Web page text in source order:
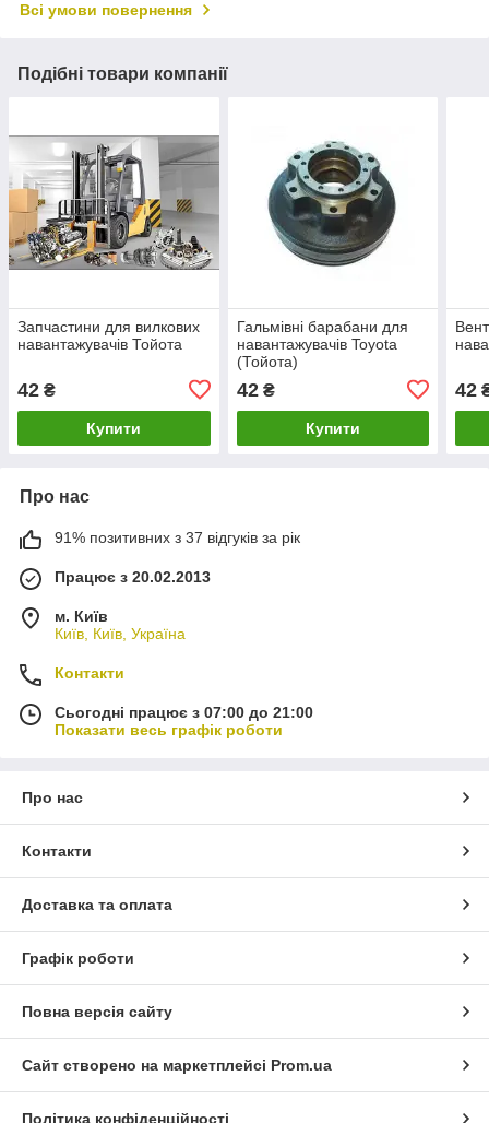
Всі умови повернення
Подібні товари компанії
Запчастини для вилкових
навантажувачів Тойота
42 ₴
Купити
Гальмівні барабани для
навантажувачів Toyota
(Тойота)
42₴
Купити
42
Про нас
91% позитивних з 37 відгуків за рік
Працює з 20.02.2013
м. Київ
Київ, Київ, Україна
Контакти
Сьогодні працює з 07:00 до 21:00
Показати весь графік роботи
Про нас
Контакти
Доставка та оплата
Графік роботи
Повна версія сайту
Сайт створено на маркетплейсі Prom.ua
Політика конфіденційності